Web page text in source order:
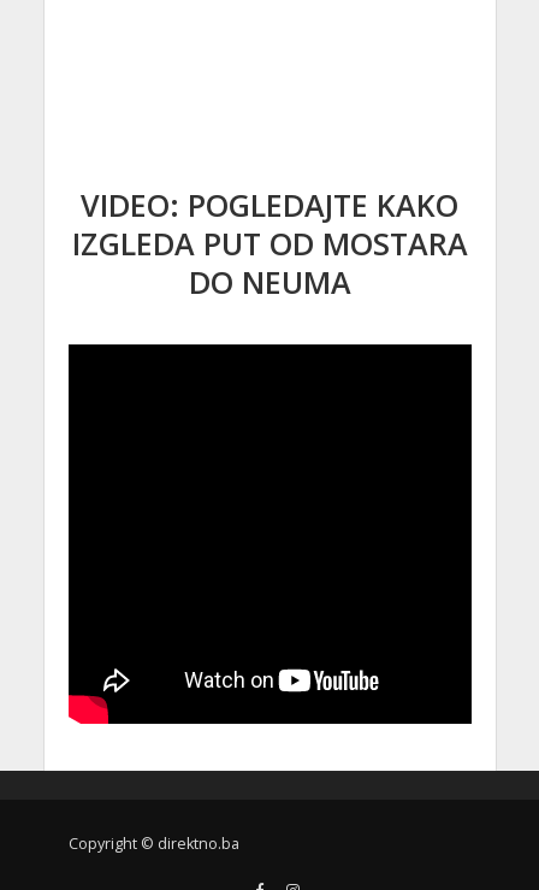
VIDEO: POGLEDAJTE KAKO
IZGLEDA PUT OD MOSTARA
DO NEUMA
Copyright © direktno.ba